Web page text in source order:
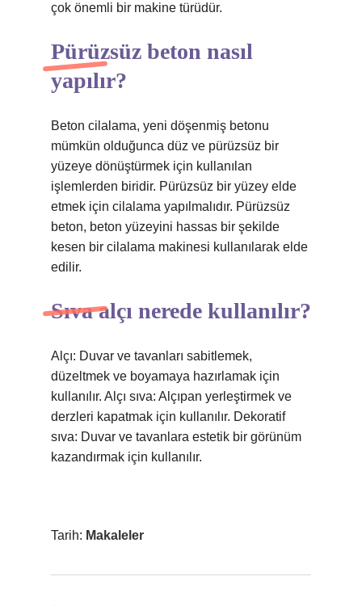
çok önemli bir makine türüdür.
Pürüzsüz beton nasıl
yapılır?
Beton cilalama, yeni döşenmiş betonu
mümkün olduğunca düz ve pürüzsüz bir
yüzeye dönüştürmek için kullanılan
işlemlerden biridir. Pürüzsüz bir yüzey elde
etmek için cilalama yapılmalıdır. Pürüzsüz
beton, beton yüzeyini hassas bir şekilde
kesen bir cilalama makinesi kullanılarak elde
edilir.
Sıva alçı nerede kullanılır?
Alçı: Duvar ve tavanları sabitlemek,
düzeltmek ve boyamaya hazırlamak için
kullanılır. Alçı sıva: Alçıpan yerleştirmek ve
derzleri kapatmak için kullanılır. Dekoratif
sıva: Duvar ve tavanlara estetik bir görünüm
kazandırmak için kullanılır.
Tarih: Makaleler